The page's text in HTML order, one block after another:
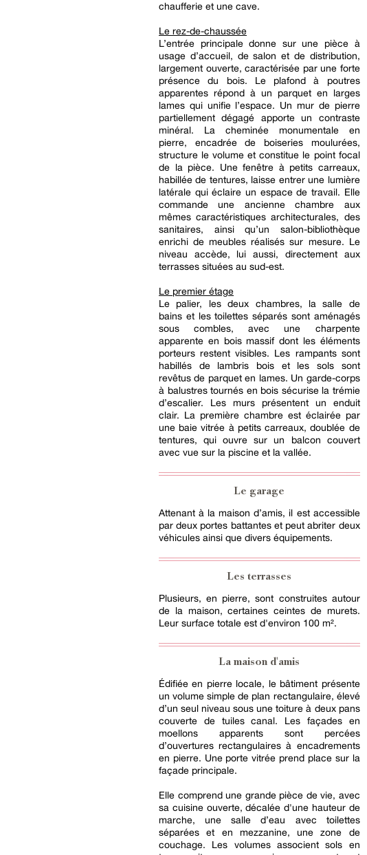
chaufferie et une cave.
Le rez-de-chaussée
L’entrée principale donne sur une pièce à
usage d’accueil, de salon et de distribution,
largement ouverte, caractérisée par une forte
présence du bois. Le plafond à poutres
apparentes répond à un parquet en larges
lames qui unifie l’espace. Un mur de pierre
partiellement dégagé apporte un contraste
minéral. La cheminée monumentale en
pierre, encadrée de boiseries moulurées,
structure le volume et constitue le point focal
de la pièce. Une fenêtre à petits carreaux,
habillée de tentures, laisse entrer une lumière
latérale qui éclaire un espace de travail. Elle
commande une ancienne chambre aux
mêmes caractéristiques architecturales, des
sanitaires, ainsi qu’un salon-bibliothèque
enrichi de meubles réalisés sur mesure. Le
niveau accède, lui aussi, directement aux
terrasses situées au sud-est.
Le premier étage
Le palier, les deux chambres, la salle de
bains et les toilettes séparés sont aménagés
sous combles, avec une charpente
apparente en bois massif dont les éléments
porteurs restent visibles. Les rampants sont
habillés de lambris bois et les sols sont
revêtus de parquet en lames. Un garde-corps
à balustres tournés en bois sécurise la trémie
d’escalier. Les murs présentent un enduit
clair. La première chambre est éclairée par
une baie vitrée à petits carreaux, doublée de
tentures, qui ouvre sur un balcon couvert
avec vue sur la piscine et la vallée.
Le garage
Attenant à la maison d’amis, il est accessible
par deux portes battantes et peut abriter deux
véhicules ainsi que divers équipements.
Les terrasses
Plusieurs, en pierre, sont construites autour
de la maison, certaines ceintes de murets.
Leur surface totale est d'environ 100 m².
La maison d'amis
Édifiée en pierre locale, le bâtiment présente
un volume simple de plan rectangulaire, élevé
d’un seul niveau sous une toiture à deux pans
couverte de tuiles canal. Les façades en
moellons apparents sont percées
d’ouvertures rectangulaires à encadrements
en pierre. Une porte vitrée prend place sur la
façade principale.
Elle comprend une grande pièce de vie, avec
sa cuisine ouverte, décalée d'une hauteur de
marche, une salle d’eau avec toilettes
séparées et en mezzanine, une zone de
couchage. Les volumes associent sols en